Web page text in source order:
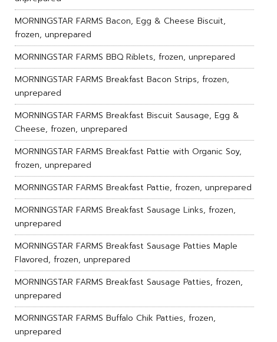
MORNINGSTAR FARMS Bacon, Egg & Cheese Biscuit,
frozen, unprepared
MORNINGSTAR FARMS BBQ Riblets, frozen, unprepared
MORNINGSTAR FARMS Breakfast Bacon Strips, frozen,
unprepared
MORNINGSTAR FARMS Breakfast Biscuit Sausage, Egg &
Cheese, frozen, unprepared
MORNINGSTAR FARMS Breakfast Pattie with Organic Soy,
frozen, unprepared
MORNINGSTAR FARMS Breakfast Pattie, frozen, unprepared
MORNINGSTAR FARMS Breakfast Sausage Links, frozen,
unprepared
MORNINGSTAR FARMS Breakfast Sausage Patties Maple
Flavored, frozen, unprepared
MORNINGSTAR FARMS Breakfast Sausage Patties, frozen,
unprepared
MORNINGSTAR FARMS Buffalo Chik Patties, frozen,
unprepared